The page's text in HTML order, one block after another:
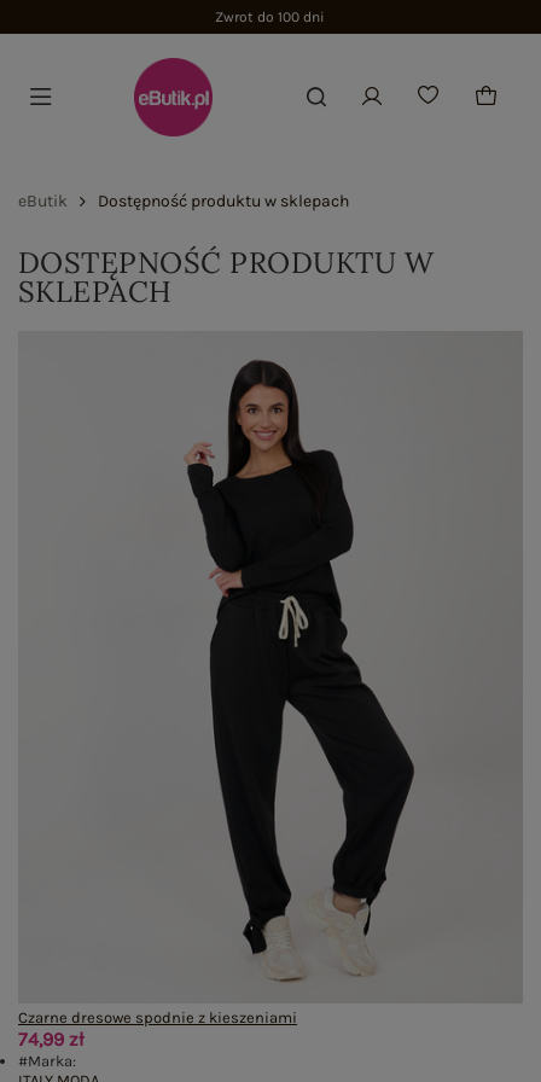
Zwrot do 100 dni
eButik Dostępność produktu w sklepach
DOSTĘPNOŚĆ PRODUKTU W
SKLEPACH
Czarne dresowe spodnie z kieszeniami
74,99 zł
#Marka: